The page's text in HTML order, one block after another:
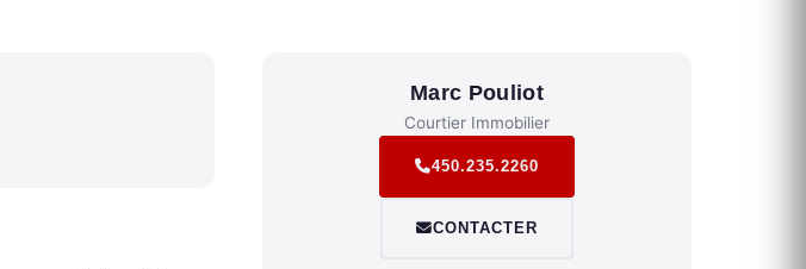
Marc Pouliot
Courtier Immobilier
450.235.2260
CONTACTER